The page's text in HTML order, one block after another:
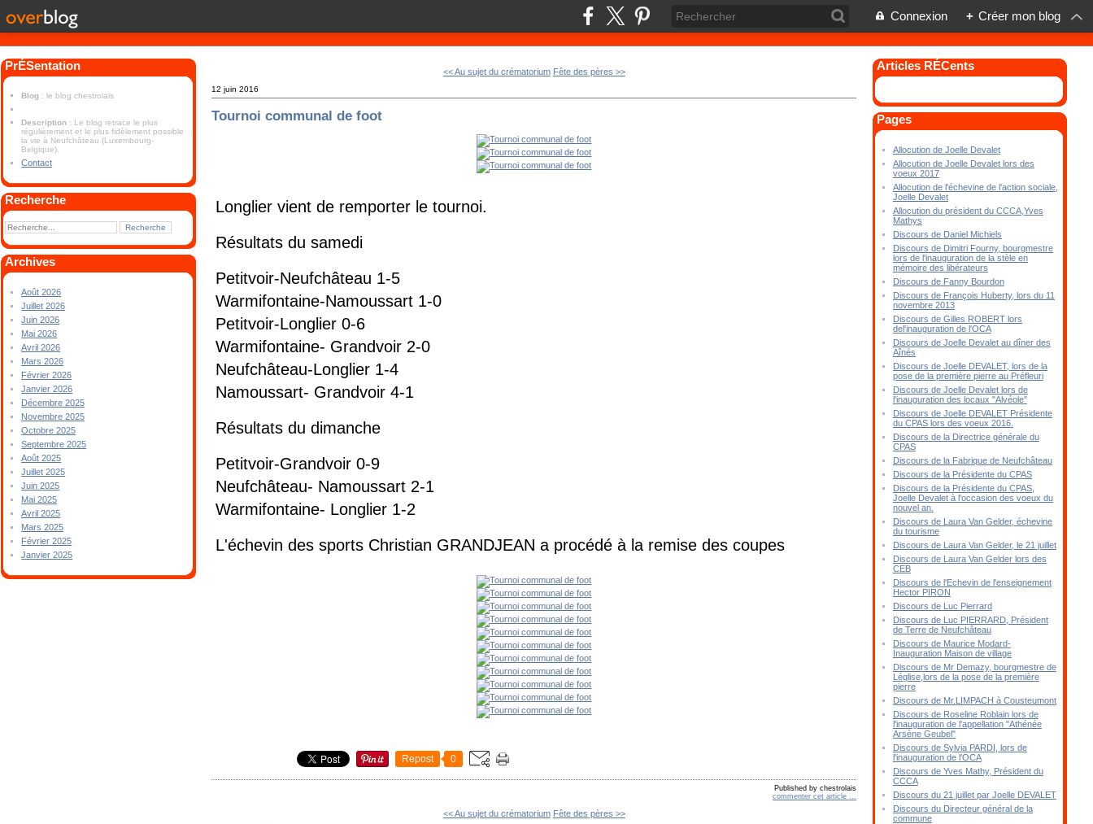
Connexion + Créer mon blog
PrÉSentation
Blog : le blog chestrolais
Description : Le blog retrace le plus
régulièrement et le plus fidèlement possible
la vie à Neufchâteau (Luxembourg-
Belgique).
Contact
Recherche
Archives
Août 2026
Juillet 2026
Juin 2026
Mai 2026
Avril 2026
Mars 2026
Février 2026
Janvier 2026
Décembre 2025
Novembre 2025
Octobre 2025
Septembre 2025
Août 2025
Juillet 2025
Juin 2025
Mai 2025
Avril 2025
Mars 2025
Février 2025
Janvier 2025
<< Au sujet du crématorium Fête des pères >>
12 juin 2016
Tournoi communal de foot
Longlier vient de remporter le tournoi.
Résultats du samedi
Petitvoir-Neufchâteau 1-5
Warmifontaine-Namoussart 1-0
Petitvoir-Longlier 0-6
Warmifontaine- Grandvoir 2-0
Neufchâteau-Longlier 1-4
Namoussart- Grandvoir 4-1
Résultats du dimanche
Petitvoir-Grandvoir 0-9
Neufchâteau- Namoussart 2-1
Warmifontaine- Longlier 1-2
L'échevin des sports Christian GRANDJEAN a procédé à la remise des coupes
Repost 0
Published by chestrolais
commenter cet article
<< Au sujet du crématorium Fête des pères >>
Articles RÉCents
Pages
Allocution de Joelle Devalet
Allocution de Joelle Devalet lors des
voeux 2017
Allocution de l'échevine de l'action sociale,
Joelle Devalet
Allocution du président du CCCA,Yves
Mathys
Discours de Daniel Michiels
Discours de Dimitri Fourny, bourgmestre
lors de l'inauguration de la stèle en
mémoire des libérateurs
Discours de Fanny Bourdon
Discours de François Huberty, lors du 11
novembre 2013
Discours de Gilles ROBERT lors
del'inauguration de l'OCA
Discours de Joelle Devalet au dîner des
Aînés
Discours de Joelle DEVALET, lors de la
pose de la première pierre au Préfleuri
Discours de Joelle Devalet lors de
l'inauguration des locaux "Alvéole"
Discours de Joelle DEVALET Présidente
du CPAS lors des voeux 2016.
Discours de la Directrice générale du
CPAS
Discours de la Fabrique de Neufchâteau
Discours de la Présidente du CPAS
Discours de la Présidente du CPAS,
Joelle Devalet à l'occasion des voeux du
nouvel an.
Discours de Laura Van Gelder, échevine
du tourisme
Discours de Laura Van Gelder, le 21 juillet
Discours de Laura Van Gelder lors des
CEB
Discours de l'Echevin de l'enseignement
Hector PIRON
Discours de Luc Pierrard
Discours de Luc PIERRARD, Président
de Terre de Neufchâteau
Discours de Maurice Modard-
Inauguration Maison de village
Discours de Mr Demazy, bourgmestre de
Léglise,lors de la pose de la première
pierre
Discours de Mr.LIMPACH à Cousteumont
Discours de Roseline Roblain lors de
l'inauguration de l'appellation "Athénée
Arsène Geubel"
Discours de Sylvia PARDI, lors de
l'inauguration de l'OCA
Discours de Yves Mathy, Président du
CCCA
Discours du 21 juillet par Joelle DEVALET
Discours du Directeur général de la
commune